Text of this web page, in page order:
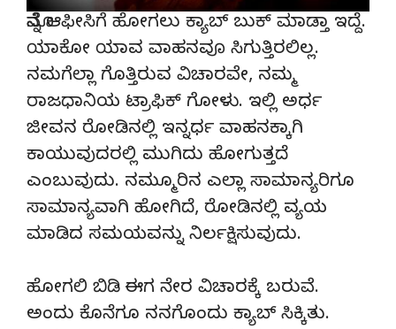
ಮೊನ್ನೆ ಆಫೀಸಿಗೆ ಹೋಗಲು ಕ್ಯಾಬ್ ಬುಕ್ ಮಾಡ್ತಾ ಇದ್ದೆ.
ಯಾಕೋ ಯಾವ ವಾಹನವೂ ಸಿಗುತ್ತಿರಲಿಲ್ಲ.
ನಮಗೆಲ್ಲಾ ಗೊತ್ತಿರುವ ವಿಚಾರವೇ, ನಮ್ಮ
ರಾಜಧಾನಿಯ ಟ್ರಾಫಿಕ್ ಗೋಳು. ಇಲ್ಲಿ ಅರ್ಧ
ಜೀವನ ರೋಡಿನಲ್ಲಿ ಇನ್ನರ್ಧ ವಾಹನಕ್ಕಾಗಿ
ಕಾಯುವುದರಲ್ಲಿ ಮುಗಿದು ಹೋಗುತ್ತದೆ
ಎಂಬುವುದು. ನಮ್ಮೂರಿನ ಎಲ್ಲಾ ಸಾಮಾನ್ಯರಿಗೂ
ಸಾಮಾನ್ಯವಾಗಿ ಹೋಗಿದೆ, ರೋಡಿನಲ್ಲಿ ವ್ಯಯ
ಮಾಡಿದ ಸಮಯವನ್ನು ನಿರ್ಲಕ್ಷಿಸುವುದು.
ಹೋಗಲಿ ಬಿಡಿ ಈಗ ನೇರ ವಿಚಾರಕ್ಕೆ ಬರುವೆ.
ಅಂದು ಕೊನೆಗೂ ನನಗೊಂದು ಕ್ಯಾಬ್ ಸಿಕ್ಕಿತು.